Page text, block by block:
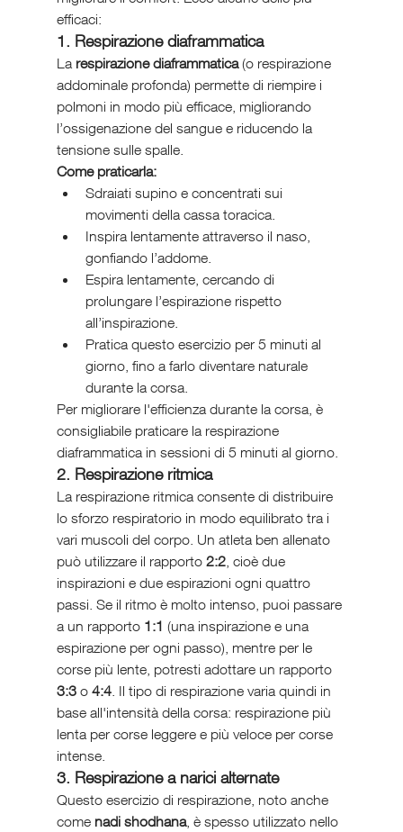
efficaci:
1. Respirazione diaframmatica
La respirazione diaframmatica (o respirazione
addominale profonda) permette di riempire i
polmoni in modo più efficace, migliorando
l’ossigenazione del sangue e riducendo la
tensione sulle spalle.
Come praticarla:
Sdraiati supino e concentrati sui
movimenti della cassa toracica.
Inspira lentamente attraverso il naso,
gonfiando l’addome.
Espira lentamente, cercando di
prolungare l’espirazione rispetto
all’inspirazione.
Pratica questo esercizio per 5 minuti al
giorno, fino a farlo diventare naturale
durante la corsa.
Per migliorare l'efficienza durante la corsa, è
consigliabile praticare la respirazione
diaframmatica in sessioni di 5 minuti al giorno.
2. Respirazione ritmica
La respirazione ritmica consente di distribuire
lo sforzo respiratorio in modo equilibrato tra i
vari muscoli del corpo. Un atleta ben allenato
può utilizzare il rapporto 2:2, cioè due
inspirazioni e due espirazioni ogni quattro
passi. Se il ritmo è molto intenso, puoi passare
a un rapporto 1:1 (una inspirazione e una
espirazione per ogni passo), mentre per le
corse più lente, potresti adottare un rapporto
3:3 o 4:4. Il tipo di respirazione varia quindi in
base all'intensità della corsa: respirazione più
lenta per corse leggere e più veloce per corse
intense.
3. Respirazione a narici alternate
Questo esercizio di respirazione, noto anche
come nadi shodhana, è spesso utilizzato nello